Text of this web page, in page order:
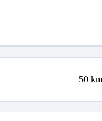
50km